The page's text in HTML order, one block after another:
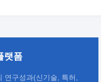
랫폼
연구성과(신기술, 특허,